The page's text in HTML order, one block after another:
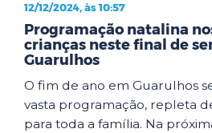
12/12/2024, às 10:57
Programação natalina
crianças neste final de
Guarulhos
O fim de ano em Guarulhos
vasta programação, repleta
para toda a família. Na